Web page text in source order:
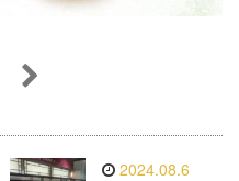
2024.08.6